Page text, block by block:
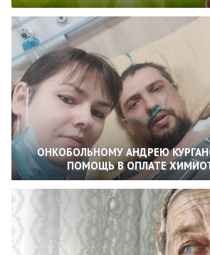
ОНКОБОЛЬНОМУ АНДРЕЮ
ПОМОЩЬ В ОПЛАТЕ